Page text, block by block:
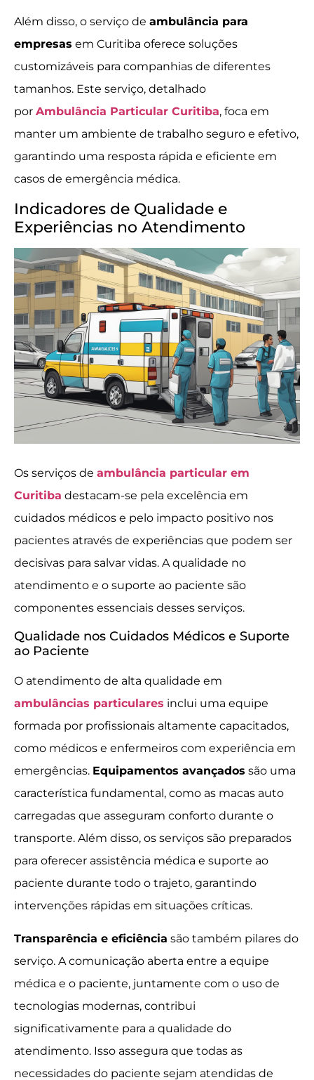
Além disso, o serviço de ambulância para
empresas em Curitiba oferece soluções
customizáveis para companhias de diferentes
tamanhos. Este serviço, detalhado
por Ambulância Particular Curitiba, foca em
manter um ambiente de trabalho seguro e efetivo,
garantindo uma resposta rápida e eficiente em
casos de emergência médica.
Indicadores de Qualidade e
Experiências no Atendimento
Os serviços de ambulância particular em
Curitiba destacam-se pela excelência em
cuidados médicos e pelo impacto positivo nos
pacientes através de experiências que podem ser
decisivas para salvar vidas. A qualidade no
atendimento e o suporte ao paciente são
componentes essenciais desses serviços.
Qualidade nos Cuidados Médicos e Suporte
ao Paciente
O atendimento de alta qualidade em
ambulâncias particulares inclui uma equipe
formada por profissionais altamente capacitados,
como médicos e enfermeiros com experiência em
emergências. Equipamentos avançados são uma
característica fundamental, como as macas auto
carregadas que asseguram conforto durante o
transporte. Além disso, os serviços são preparados
para oferecer assistência médica e suporte ao
paciente durante todo o trajeto, garantindo
intervenções rápidas em situações críticas.
Transparência e eficiência são também pilares do
serviço. A comunicação aberta entre a equipe
médica e o paciente, juntamente com o uso de
tecnologias modernas, contribui
significativamente para a qualidade do
atendimento. Isso assegura que todas as
necessidades do paciente sejam atendidas de